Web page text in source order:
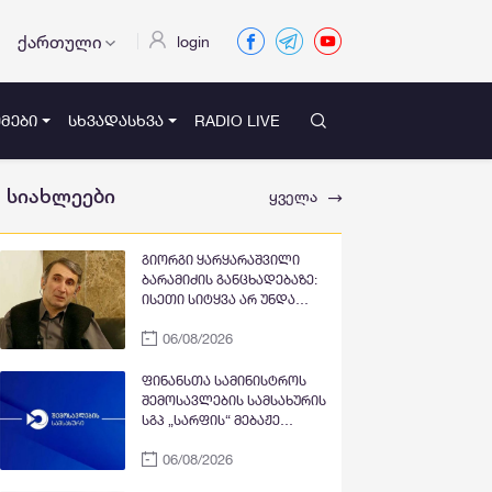
ქართული login
ᲡᲮᲕᲐᲓᲐᲡᲮᲕᲐ RADIO LIVE
სიახლეები ყველა
გიორგი ყარყარაშვილი
ბარამიძის განცხადებაზე:
ისეთი სიტყვა არ უნდა
აფხაზეთის ომში დაღუპულ
ხალხს მკვლელებად
წარმოაჩენს, შენი სიტყვები
აფხაზური და რუსული
წაღებული და ყველა
06/08/2026
ფინანსთა სამინისტროს
შემოსავლების სამსახურის
სგპ „სარფის“ მებაჟე
საქონლის გადაზიდვის
06/08/2026